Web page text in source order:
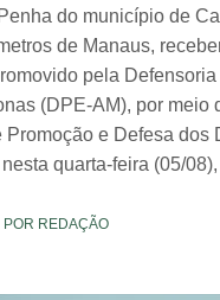
do município de
de Manaus,
pela
(DPE-AM), por meio
Promoção e Defesa dos
quarta-feira (05/
POR REDAÇÃO